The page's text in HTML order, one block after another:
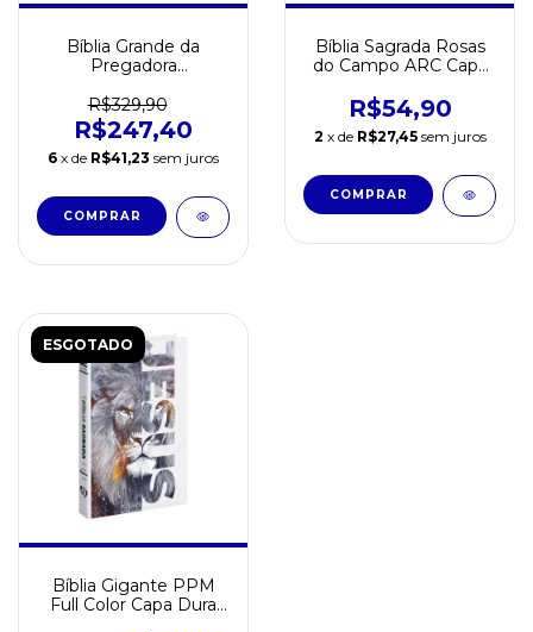
Bíblia Grande da
Pregadora
Couro Ilustrada - ARC
R$329,90
R$247,40
6 x de R$41,23 sem juros
Bíblia Sagrada Rosas
do Campo ARC Capa
R$54,90
2 x de R$27,45 sem juros
ESGOTADO
Bíblia Gigante PPM
Full Color Capa Dura